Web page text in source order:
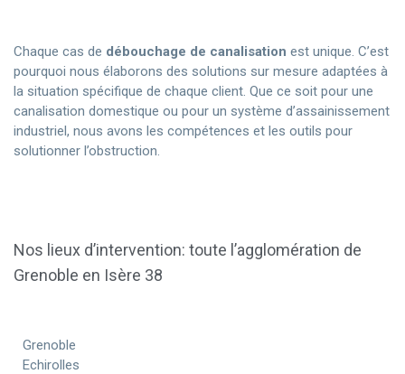
Chaque cas de débouchage de canalisation est unique. C’est
pourquoi nous élaborons des solutions sur mesure adaptées à
la situation spécifique de chaque client. Que ce soit pour une
canalisation domestique ou pour un système d’assainissement
industriel, nous avons les compétences et les outils pour
solutionner l’obstruction.
Nos lieux d’intervention: toute l’agglomération de
Grenoble en Isère 38
Grenoble
Echirolles